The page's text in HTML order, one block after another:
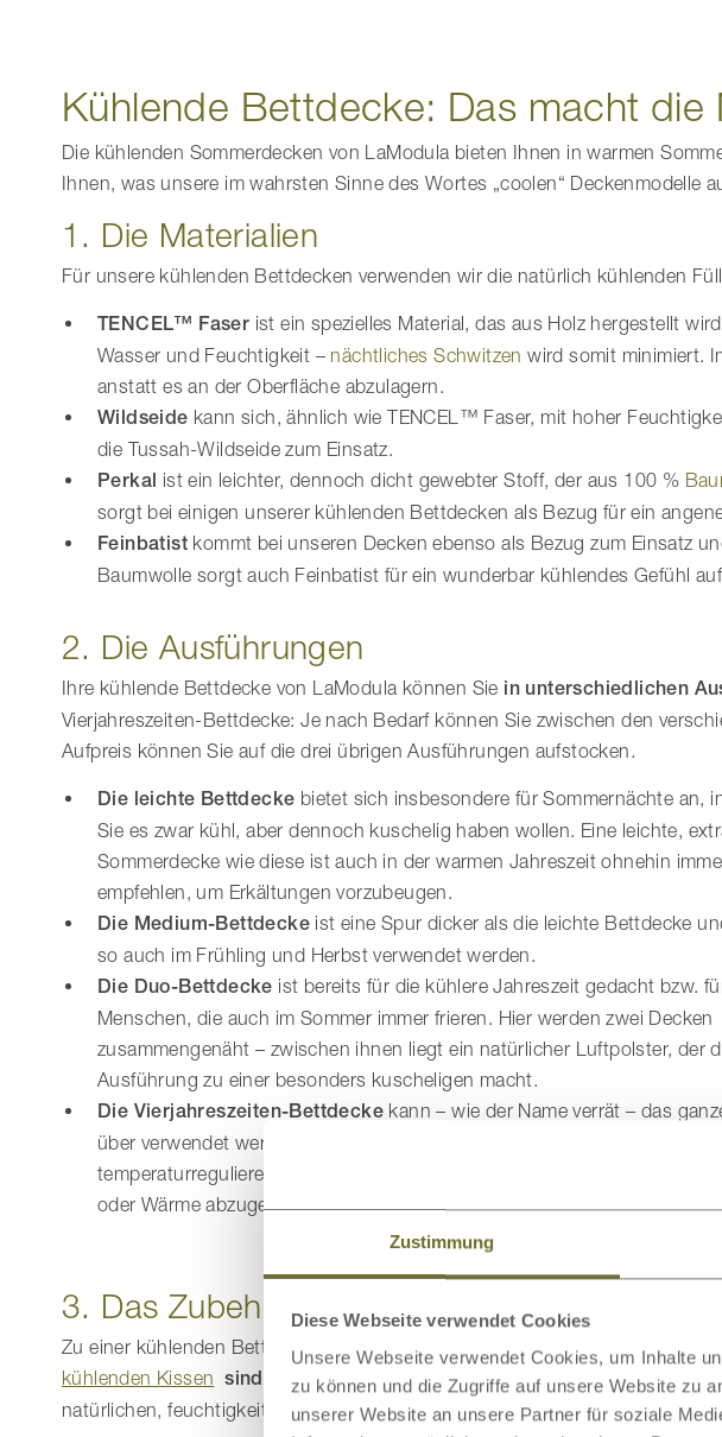
Zustimmung
Diese Webseite verwendet Cookies
Unsere Webseite verwendet Cookies, um Inhalte
zu können und die Zugriffe auf unsere Website zu
unserer Website an unsere Partner für soziale
Kühlende Bettdecke: Das macht
Die kühlenden Sommerdecken von LaModula bieten Ihnen in warmen
Ihnen, was unsere im wahrsten Sinne des Wortes „coolen“ Deckenmodelle
1. Die Materialien
Für unsere kühlenden Bettdecken verwenden wir die natürlich kühlenden
TENCEL™ Faser ist ein spezielles Material, das aus Holz hergestellt
Wasser und Feuchtigkeit – nächtliches Schwitzen wird somit minimiert.
anstatt es an der Oberfläche abzulagern.
Wildseide kann sich, ähnlich wie TENCEL™ Faser, mit hoher
die Tussah-Wildseide zum Einsatz.
Perkal ist ein leichter, dennoch dicht gewebter Stoff, der aus 100 %
sorgt bei einigen unserer kühlenden Bettdecken als Bezug für ein
Feinbatist kommt bei unseren Decken ebenso als Bezug zum Einsatz
Baumwolle sorgt auch Feinbatist für ein wunderbar kühlendes Gefühl
2. Die Ausführungen
Ihre kühlende Bettdecke von LaModula können Sie in unterschiedlichen
Vierjahreszeiten-Bettdecke: Je nach Bedarf können Sie zwischen den
Aufpreis können Sie auf die drei übrigen Ausführungen aufstocken.
Die leichte Bettdecke bietet sich insbesondere für Sommernächte an,
Sie es zwar kühl, aber dennoch kuschelig haben wollen. Eine leichte,
Sommerdecke wie diese ist auch in der warmen Jahreszeit ohnehin
empfehlen, um Erkältungen vorzubeugen.
Die Medium-Bettdecke ist eine Spur dicker als die leichte Bettdecke
so auch im Frühling und Herbst verwendet werden.
Die Duo-Bettdecke ist bereits für die kühlere Jahreszeit gedacht bzw.
Menschen, die auch im Sommer immer frieren. Hier werden zwei Decken
zusammengenäht – zwischen ihnen liegt ein natürlicher Luftpolster, der
Ausführung zu einer besonders kuscheligen macht.
Die Vierjahreszeiten-Bettdecke kann – wie der Name verrät – das
über verwendet werden. Sie ist durch ihre natürlich atmenden und
temperaturregulierenden Materialien dazu in der Lage, immer genau die
oder Wärme abzugeben, die Ihr Körper benötigt.
3. Das Zubehör: kühlende Bettdecke und
Zu einer kühlenden Bettdecke gehört ebenso das passende Kissen. Denn
kühlenden Kissen sind die ideale Ergänzungzu Ihrer herrlich kühlenden
natürlichen, feuchtigkeitsregulierenden Materialien.